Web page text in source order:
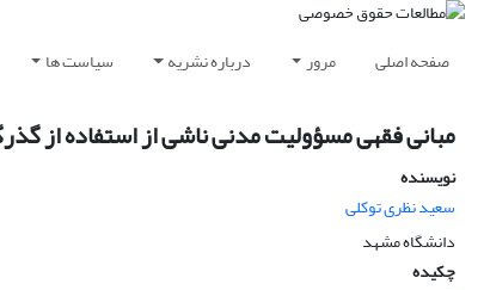
صفحه اصلی مرور درباره نشریه سیاست ها
مبانی فقهی مسؤولیت مدنی ناشی از استفاده از
نویسنده
سعید نظری توکلی
دانشگاه مشهد
چکیده